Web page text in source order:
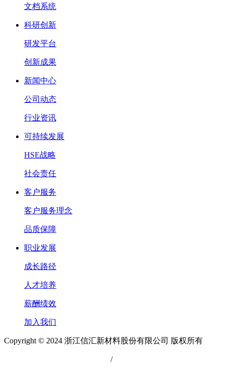
文档系统
科研创新
研发平台
创新成果
新闻中心
公司动态
行业资讯
可持续发展
HSE战略
社会责任
客户服务
客户服务理念
品质保障
职业发展
成长路径
人才培养
薪酬绩效
加入我们
Copyright © 2024 浙江信汇新材料股份有限公司 版权所有
/